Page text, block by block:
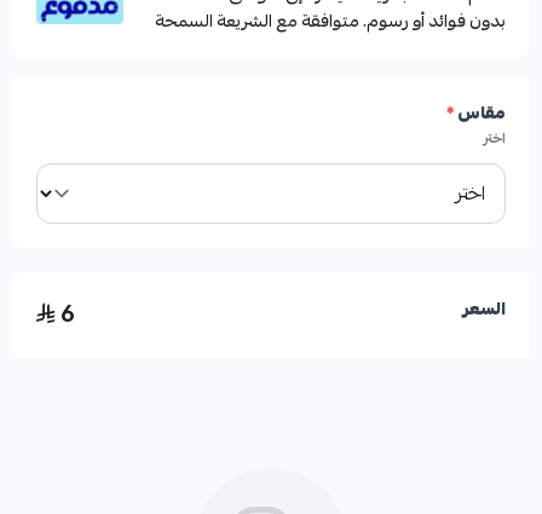
بدون فوائد أو رسوم. متوافقة مع الشريعة السمحة
مقاس*
اختر
السعر 6